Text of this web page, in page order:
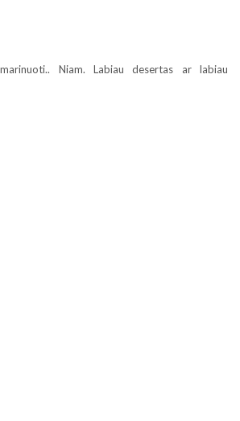
Niam. Labiau desertas ar labiau